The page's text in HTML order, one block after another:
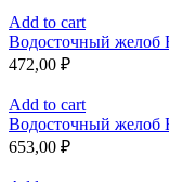
Add to cart
Водосточный желоб
472,00 ₽
Add to cart
Водосточный желоб
653,00 ₽